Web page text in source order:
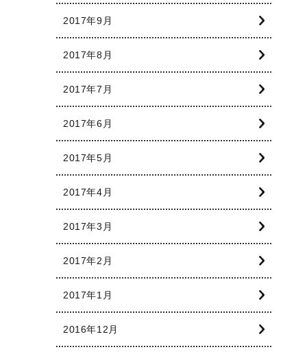
2017年9月
2017年8月
2017年7月
2017年6月
2017年5月
2017年4月
2017年3月
2017年2月
2017年1月
2016年12月